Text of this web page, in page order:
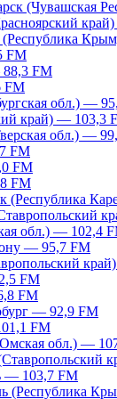
(Чувашская
FM
FM
FM
обл.) —
край) — 103,3
обл.) —
FM
FM
FM
(Республика
обл.) — 102,4
— 95,7 FM
FM
FM
— 92,9 FM
FM
обл.) —
— 103,7 FM
(Республика